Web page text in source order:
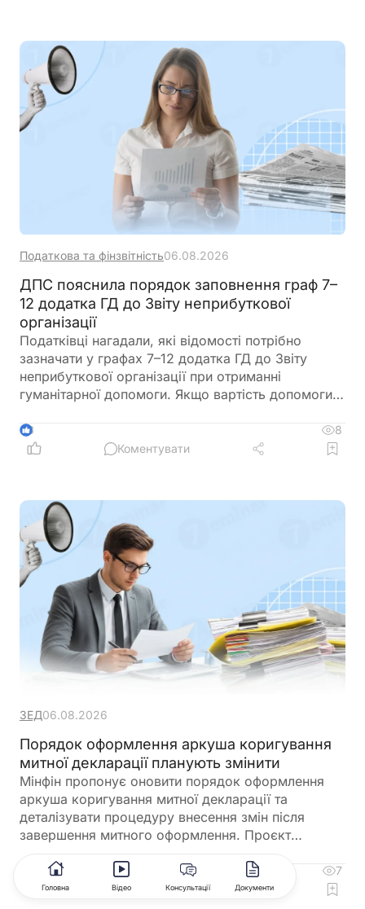
Податкова та фінзвітність06.08.2026
ДПС пояснила порядок заповнення граф 7–
12 додатка ГД до Звіту неприбуткової
організації
Податківці нагадали, які відомості потрібно
зазначати у графах 7–12 додатка ГД до Звіту
неприбуткової організації при отриманні
гуманітарної допомоги. Якщо вартість допомоги
бухгалтерського обліку, а за необхідності додати
до Звіту пояснення у довільній формі
3
8
Коментувати
ЗЕД06.08.2026
Порядок оформлення аркуша коригування
митної декларації планують змінити
Мінфін пропонує оновити порядок оформлення
аркуша коригування митної декларації та
деталізувати процедуру внесення змін після
завершення митного оформлення. Проєкт
коригувань керівником митниці, уточнює порядок
роботи у разі повернення або доплати митних
7
Коментувати
Головна Відео Консультації Документи